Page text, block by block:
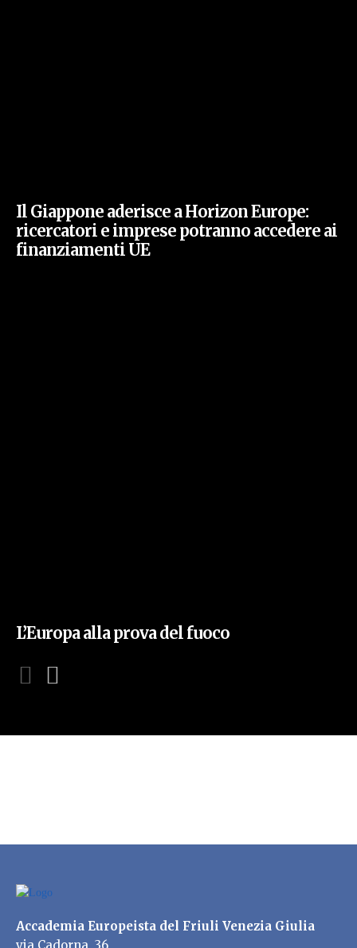
Il Giappone aderisce a Horizon Europe:
ricercatori e imprese potranno accedere ai
finanziamenti UE
L’Europa alla prova del fuoco
Accademia Europeista del Friuli Venezia Giulia